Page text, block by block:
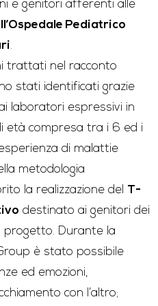
e genitori afferenti alle
Pediatrico
.
trattati nel racconto
stati identificati grazie
laboratori espressivi in
età compresa tra i 6 ed i
di malattie
metodologia
la realizzazione del T-
destinato ai genitori dei
progetto. Durante la
è stato possibile
ed emozioni,
con l’altro;